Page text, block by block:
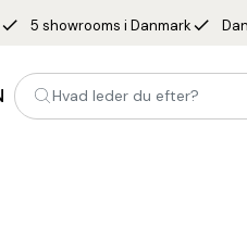
done 5 showrooms i Danmarkdone
Hvad leder du efter?